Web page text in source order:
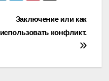
Заключение или как
использовать конфликт.